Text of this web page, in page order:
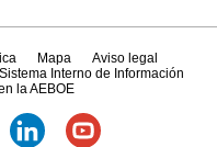
Mapa
Aviso legal
Sistema Interno de Información
la AEBOE